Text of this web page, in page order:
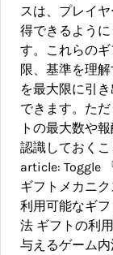
スは、プレイ
得できるよう
す。これらの
限、基準を理
を最大限に引
できます。た
トの最大数や
認識しておく
article: Toggle
ギフトメカニ
利用可能なギ
法 ギフトの利
与えるゲーム